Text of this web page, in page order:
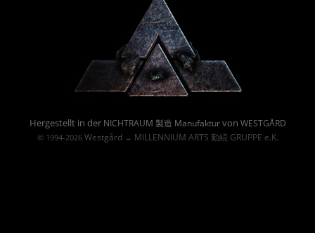
Hergestellt in der NICHTRAUM 製造 Manufakturvon WESTGÅRD
© 1994-2026 Westgård→ MILLENNIUM ARTS 勤続 GRUPPE e.K.
Powered By :